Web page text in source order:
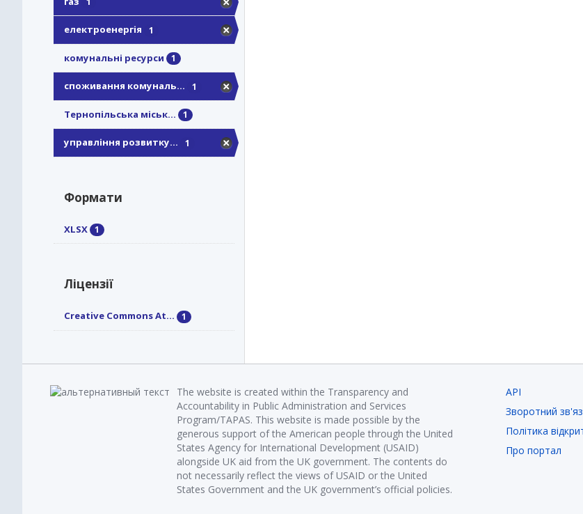
електроенергія 1
комунальні ресурси 1
споживання комуналь... 1
Тернопільська міськ... 1
управління розвитку... 1
Формати
XLSX 1
Ліцензії
Creative Commons At... 1
The website is created within the Transparency and
Accountability in Public Administration and Services
Program/TAPAS. This website is made possible by the
generous support of the American people through the United
States Agency for International Development (USAID)
alongside UK aid from the UK government. The contents do
not necessarily reflect the views of USAID or the United
States Government and the UK government’s official policies.
API
Зворотний
Політика
Про портал